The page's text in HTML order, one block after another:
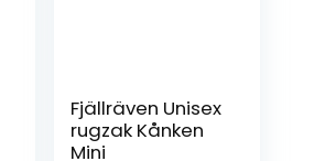
Fjällräven Unisex
rugzak Kånken
Mini